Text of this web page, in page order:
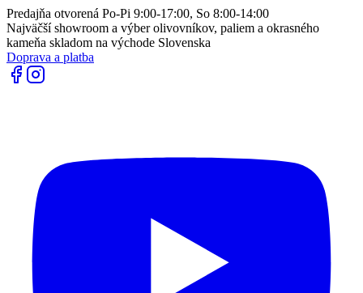
Predajňa otvorená Po-Pi 9:00-17:00, So 8:00-14:00
Najväčší showroom a výber olivovníkov, paliem a okrasného
kameňa skladom na východe Slovenska
Doprava a platba